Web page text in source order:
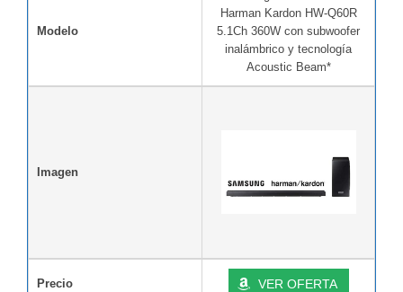
Modelo
Harman Kardon HW-Q60R
5.1Ch 360W con subwoofer
inalámbrico y tecnología
Acoustic Beam*
Imagen
Precio VER OFERTA